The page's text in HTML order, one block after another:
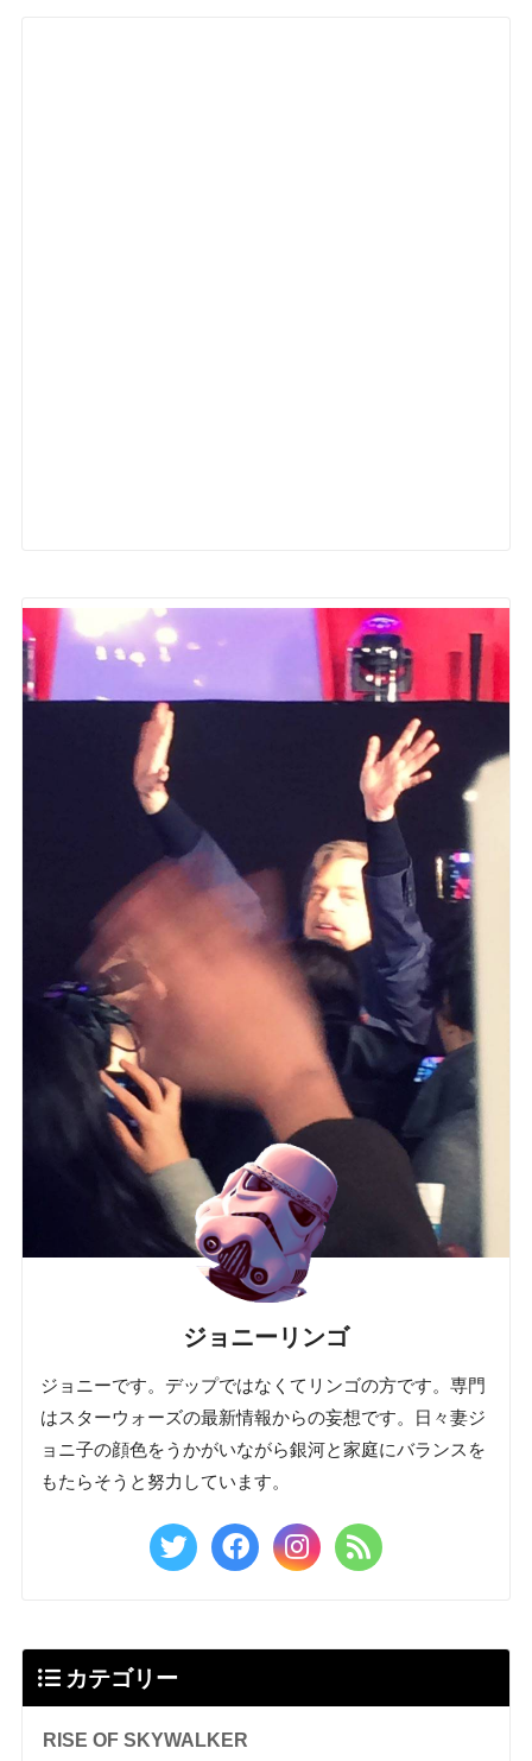
ジョニーリンゴ
ジョニーです。デップではなくてリンゴの方です。専門
はスターウォーズの最新情報からの妄想です。日々妻ジ
ョニ子の顔色をうかがいながら銀河と家庭にバランスを
もたらそうと努力しています。
カテゴリー
RISE OF SKYWALKER